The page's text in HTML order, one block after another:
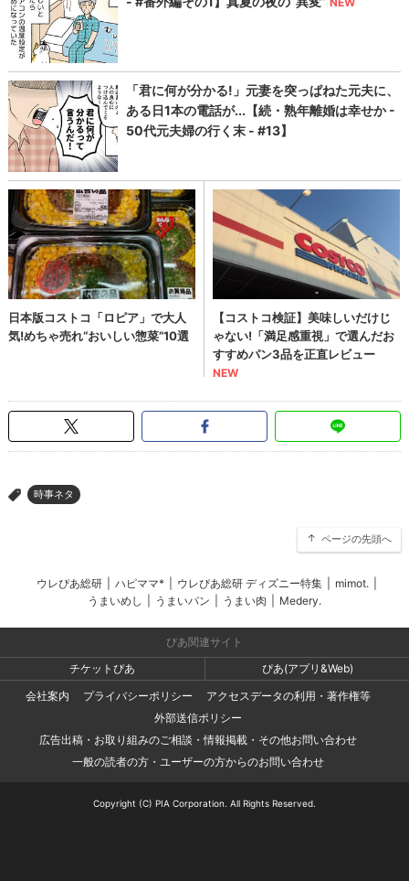
> 時事ネタ
ページの先頭へ
ウレぴあ総研 ハピママ* ウレぴあ総研 ディズニー特集 mimot.
うまいめし
うまいパン うまい肉 Medery.
ぴあ関連サイト
チケットぴあ
ぴあ(アプリ&Web)
会社案内
プライバシーポリシー
アクセスデータの利用・著作権等
外部送信ポリシー
広告出稿・お取り組みのご相談・情報掲載・その他お問い合わせ
一般の読者の方・ユーザーの方からのお問い合わせ
Copyright (C) PIA Corporation. All Rights Reserved.